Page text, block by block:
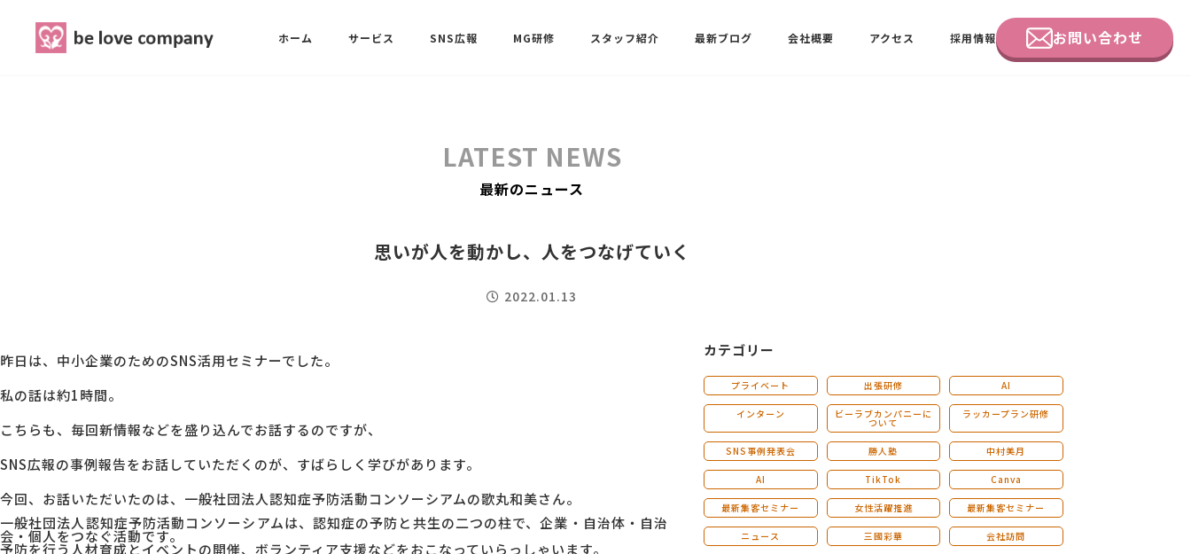
ホーム サービス
MG研修 ストレングスファインダー研修
SNS広報 MG研修 スタッフ紹介 最新ブログ 会社概要 アクセス 採用情報 お問い合わせ
最新ブログ
アクセス
LATEST NEWS
最新のニュース
思いが人を動かし、人をつなげていく
2022.01.13
昨日は、中小企業のためのSNS活用セミナーでした。
私の話は約1時間。
こちらも、毎回新情報などを盛り込んでお話するのですが、
SNS広報の事例報告をお話していただくのが、すばらしく学びがあります。
今回、お話いただいたのは、 一般社団法人認知症予防活動コンソーシアムの歌丸和美さん。
一般社団法人認知症予防活動コンソーシアムは、 認知症の予防と共生の二つの柱で、企業・自治体・自治
会・個人をつなぐ活動です。
予防を行う人材育成とイベントの開催、ボランティア支援などをおこなっていらっしゃいます。
カテゴリー
プライベート 出張研修 AI
インターン ビーラブカンパニーに
ついて
ラッカープラン研修
SNS事例発表会 勝人塾 中村美月
AI TikTok Canva
最新集客セミナー 女性活躍推進 最新集客セミナー
ニュース 三國彩華 会社訪問